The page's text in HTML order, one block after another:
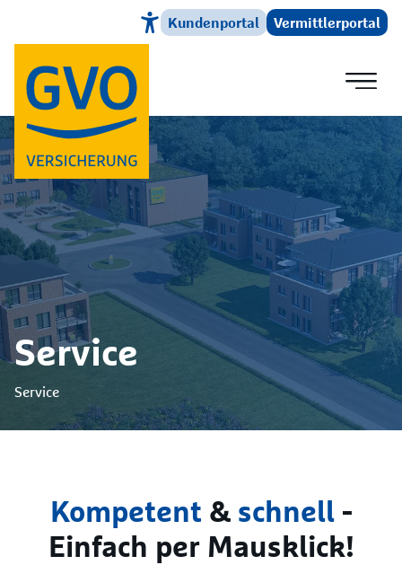
Direkt zum HauptinhaltKundenportal Vermittlerportal
Service
Service
Kompetent & schnell-
Einfach per Mausklick!